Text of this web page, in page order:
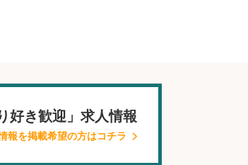
好き歓迎」求人情報
報を掲載希望の方はコチラ